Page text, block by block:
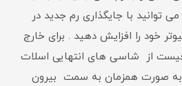
توانید با جایگذاری رم جدید در
خود را افزایش دهید . برای خارج
از شاسی های انتهایی اسلات
به صورت همزمان به سمت بیرون